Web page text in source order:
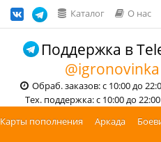
Каталог О нас
Поддержка в
@igronovinka
Обраб. заказов: с 10:00 до
Тех. поддержка: с 10:00 до
Карты пополнения Аркада